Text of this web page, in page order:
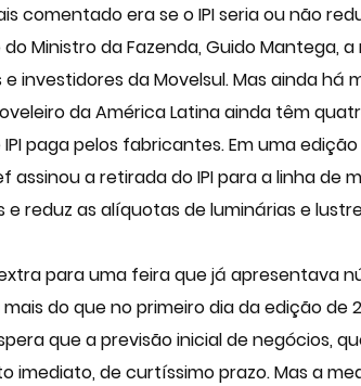
comentado era se o IPI seria ou não
Ministro da Fazenda, Guido
investidores da Movelsul. Mas ainda há
da América Latina ainda têm
paga pelos fabricantes. Em uma
assinou a retirada do IPI para a linha de
reduz as alíquotas de luminárias e
para uma feira que já apresentava
do que no primeiro dia da edição de
que a previsão inicial de negócios,
imediato, de curtíssimo prazo. Mas a